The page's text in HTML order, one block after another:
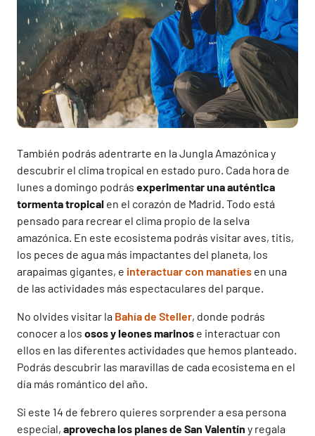
También podrás adentrarte en la Jungla Amazónica y
descubrir el clima tropical en estado puro. Cada hora de
lunes a domingo podrás experimentar una auténtica
tormenta tropical en el corazón de Madrid. Todo está
pensado para recrear el clima propio de la selva
amazónica. En este ecosistema podrás visitar aves, titis,
los peces de agua más impactantes del planeta, los
arapaimas gigantes, e interactuar con manatíes en una
de las actividades más espectaculares del parque.
No olvides visitar la Bahía de Steller, donde podrás
conocer a los osos y leones marinos e interactuar con
ellos en las diferentes actividades que hemos planteado.
Podrás descubrir las maravillas de cada ecosistema en el
día más romántico del año.
Si este 14 de febrero quieres sorprender a esa persona
especial, aprovecha los planes de San Valentín y regala